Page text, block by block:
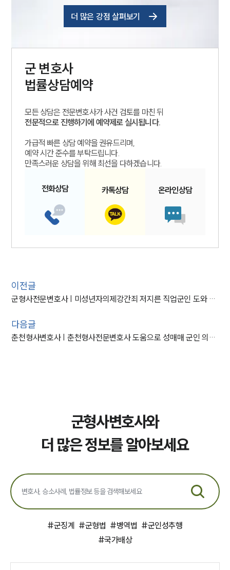
더 많은 강점 살펴보기
군 변호사
법률상담예약
모든 상담은 전문변호사가 사건 검토를 마친 뒤
전문적으로 진행하기에 예약제로 실시됩니다.
가급적 빠른 상담 예약을 권유드리며,
예약 시간 준수를 부탁드립니다.
만족스러운 상담을 위해 최선을 다하겠습니다.
전화상담 카톡상담 온라인상담
이전글
군형사전문변호사 | 미성년자의제강간죄 저지른 직업군인 도와 징역형 막음
다음글
춘천형사변호사 | 춘천형사전문변호사 도움으로 성매매 군인 의뢰인 불기소 방어 성공
군형사변호사와
더 많은 정보를 알아보세요
#군징계 #군형법 #병역법 #군인성추행
#국가배상